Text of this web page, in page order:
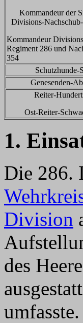
Kommandeur der
Divisions-
Kommandeur
Regiment 286 und
354
Schutzhunde-
Genesenden-
Reiter-
Ost-Reiter-
1.
Die 286.
Division
des